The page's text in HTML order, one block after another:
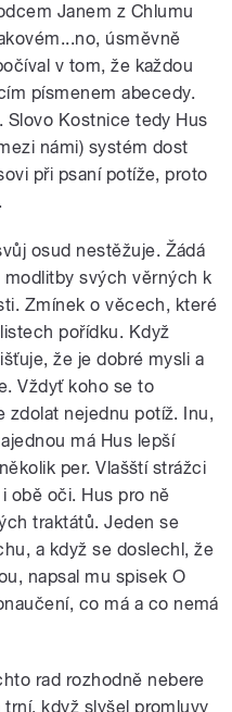
Janem z Chlumu
úsměvně
v tom, že každou
písmenem abecedy.
Slovo Kostnice tedy Hus
námi) systém dost
při psaní potíže, proto
osud nestěžuje. Žádá
svých věrných k
Zmínek o věcech, které
pořídku. Když
že je dobré mysli a
Vždyť koho se to
zdolat nejednu potíž. Inu,
má Hus lepší
per. Vlašští strážci
obě oči. Hus pro ně
traktátů. Jeden se
a když se doslechl, že
napsal mu spisek O
co má a co nemá
rad rozhodně nebere
když slyšel promluvy